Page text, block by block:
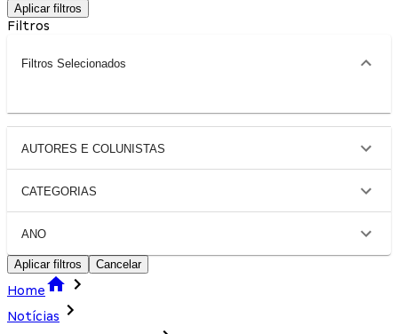
Aplicar filtros
Filtros
Filtros Selecionados
AUTORES E COLUNISTAS
CATEGORIAS
ANO
Aplicar filtros Cancelar
Home
Notícias